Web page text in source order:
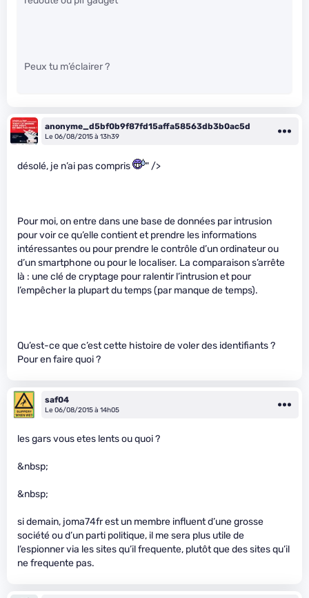
Peux tu m’éclairer ?
anonyme_d5bf0b9f87fd15affa58563db3b0ac5d
Le 06/08/2015 à 13h39
désolé, je n’ai pas compris " />
Pour moi, on entre dans une base de données par intrusion
pour voir ce qu’elle contient et prendre les informations
intéressantes ou pour prendre le contrôle d’un ordinateur ou
d’un smartphone ou pour le localiser. La comparaison s’arrête
là : une clé de cryptage pour ralentir l’intrusion et pour
l’empêcher la plupart du temps (par manque de temps).
Qu’est-ce que c’est cette histoire de voler des identifiants ?
Pour en faire quoi ?
saf04
Le 06/08/2015 à 14h05
les gars vous etes lents ou quoi ?
&nbsp;
&nbsp;
si demain, joma74fr est un membre influent d’une grosse
société ou d’un parti politique, il me sera plus utile de
l’espionner via les sites qu’il frequente, plutôt que des sites qu’il
ne frequente pas.